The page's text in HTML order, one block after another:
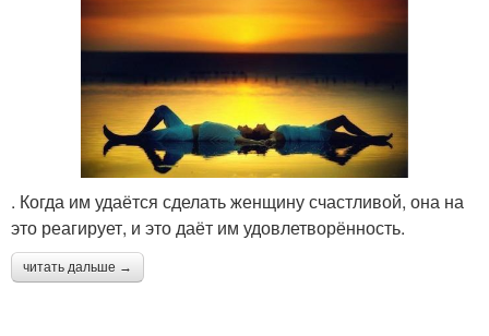
. Когда им удаётся сделать женщину счастливой, она на
это реагирует, и это даёт им удовлетворённость.
читать дальше →